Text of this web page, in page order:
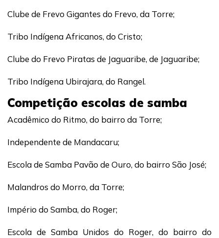
Clube de Frevo Gigantes do Frevo, da Torre;
Tribo Indígena Africanos, do Cristo;
Clube do Frevo Piratas de Jaguaribe, de Jaguaribe;
Tribo Indígena Ubirajara, do Rangel.
Competição escolas de samba
Acadêmico do Ritmo, do bairro da Torre;
Independente de Mandacaru;
Escola de Samba Pavão de Ouro, do bairro São José;
Malandros do Morro, da Torre;
Império do Samba, do Roger;
Escola de Samba Unidos do Roger, do bairro do